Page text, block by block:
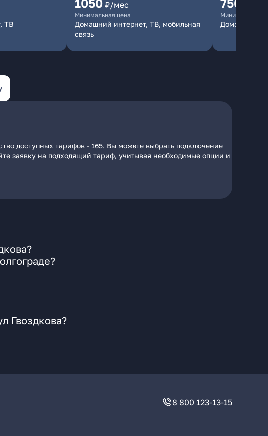
ТВ
1050 ₽/мес
Минимальная цена
Домашний интернет, ТВ, мобильная
связь
750
Минимальная
Домашний
доступных тарифов - 165. Вы можете выбрать подключение
заявку на подходящий тариф, учитывая необходимые опции и
Гвоздкова?
8 800 123-13-15